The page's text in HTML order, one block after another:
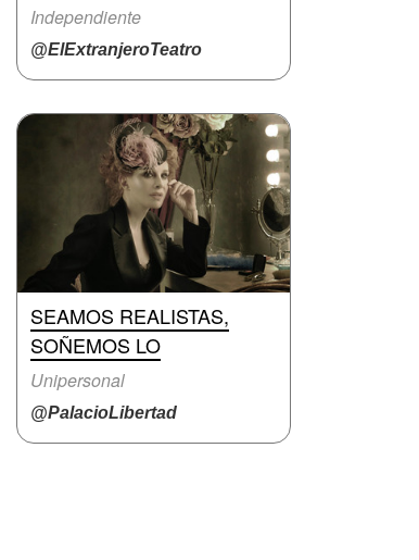
Independiente
@ElExtranjeroTeatro
SEAMOS REALISTAS,
SOÑEMOS LO
Unipersonal
@PalacioLibertad